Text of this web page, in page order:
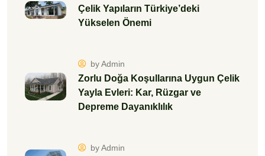
Çelik Yapıların Türkiye’deki
Yükselen Önemi
by Admin
Zorlu Doğa Koşullarına Uygun Çelik
Yayla Evleri: Kar, Rüzgar ve
Depreme Dayanıklılık
by Admin